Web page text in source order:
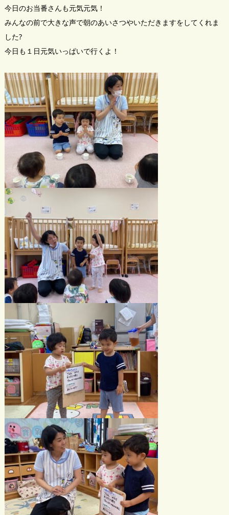
今日のお当番さんも元気元気！
みんなの前で大きな声で朝のあいさつやいただきますをしてくれま
した?
今日も１日元気いっぱいで行くよ！